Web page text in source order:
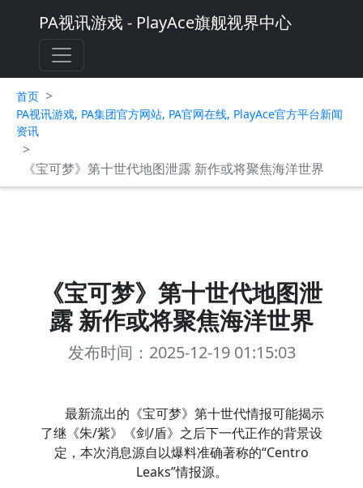
PA视讯游戏 - PlayAce旗舰视界中心
首页 >
PA视讯游戏, PA集团官方网站, PA官网在线, PlayAce官方平台新闻
资讯
>
《宝可梦》第十世代地图泄露 新作或将聚焦海洋世界
《宝可梦》第十世代地图泄
露 新作或将聚焦海洋世界
发布时间：2025-12-19 01:15:03
最新流出的《宝可梦》第十世代情报可能揭示
了继《朱/紫》《剑/盾》之后下一代正作的背景设
定，本次消息源自以爆料准确著称的“Centro
Leaks”情报源。